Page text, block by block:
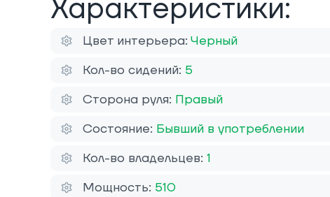
Характеристики:
Цвет интерьера: Черный
Кол-во сидений: 5
Сторона руля: Правый
Состояние: Бывший в употреблении
Кол-во владельцев: 1
Мощность: 510